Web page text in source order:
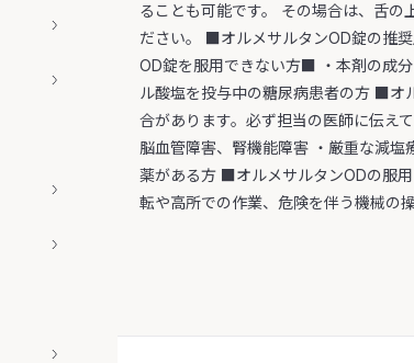
ることも可能です。 その場合は、舌
ださい。 ■オルメサルタンOD錠の推
OD錠を服用できない方■ ・本剤の成
ル酸塩を投与中の糖尿病患者の方 ■オ
合があります。必ず担当の医師に伝え
脳血管障害、腎機能障害 ・厳重な減
薬がある方 ■オルメサルタンODの服
転や高所での作業、危険を伴う機械の